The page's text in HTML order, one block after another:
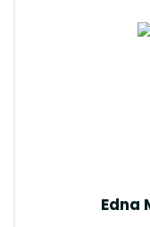
Edna